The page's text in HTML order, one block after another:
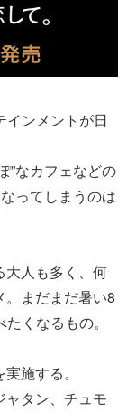
インメントが日
”なカフェなどの
ってしまうのは
大人も多く、何
まだまだ暑い8
くなるもの。
施する。
タン、チュモ